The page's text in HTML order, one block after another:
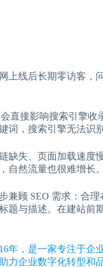
上线后长期零访客，
直接影响搜索引擎
词，搜索引擎无法识
缺失、页面加载速度
自然流量也很难增长。
兼顾 SEO 需求：合
题与描述。在建站前
年，是一家专注于企
力企业数字化转型和